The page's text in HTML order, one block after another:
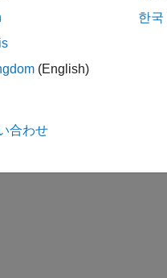
(English)
한국
合わせ